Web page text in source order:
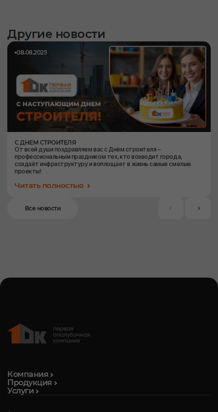
Другие новости
Все новости
С ДНЕМ СТРОИТЕЛЯ
От всей души поздравляем вас с Днём строителя –
профессиональным праздником тех, кто возводит города,
создаёт инфраструктуру и воплощает в жизнь самые смелые
проекты!
Читать полностью
08.08.2025
Компания
Продукция
Услуги